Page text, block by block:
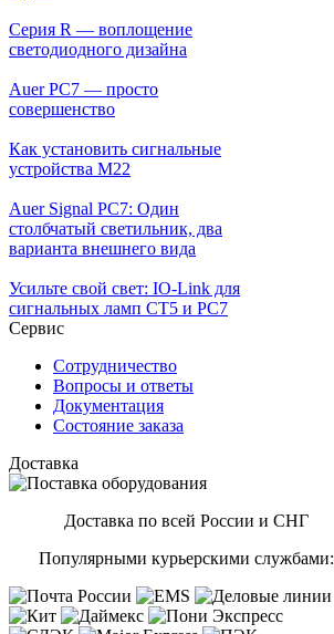
Серия R — воплощение
светодиодного дизайна
Auer PC7 — просто
совершенство
Как установить сигнальные
устройства М22
Auer Signal PC7: Один
столбчатый светильник, два
варианта внешнего вида
Усильте свой свет: IO-Link для
сигнальных ламп CT5 и PC7
Сервис
Сотрудничество
Вопросы и ответы
Документация
Состояние заказа
Доставка
Доставка по всей России и СНГ
Популярными курьерскими службами: